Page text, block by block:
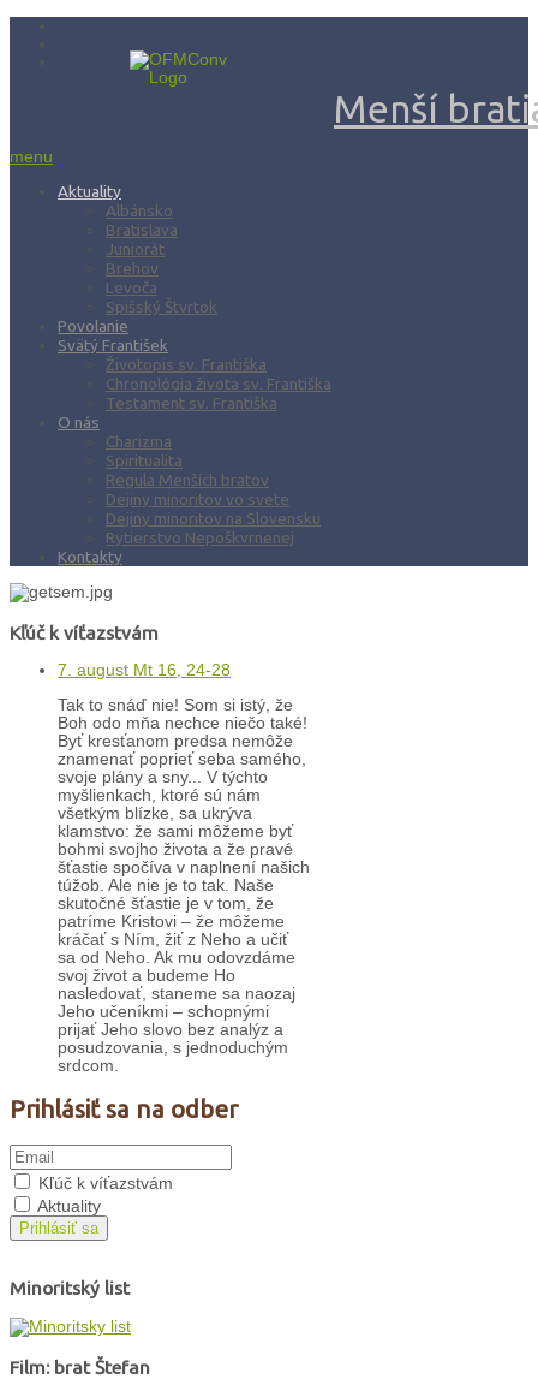
Menší
menu
Aktuality
Albánsko
Bratislava
Juniorát
Brehov
Levoča
Spišský Štvrtok
Povolanie
Svätý František
Životopis sv. Františka
Chronológia života sv. Františka
Testament sv. Františka
O nás
Charizma
Spiritualita
Regula Menších bratov
Dejiny minoritov vo svete
Dejiny minoritov na Slovensku
Rytierstvo Nepoškvrnenej
Kontakty
Kľúč k víťazstvám
7. august Mt 16, 24-28
Tak to snáď nie! Som si istý, že
Boh odo mňa nechce niečo také!
Byť kresťanom predsa nemôže
znamenať poprieť seba samého,
svoje plány a sny... V týchto
myšlienkach, ktoré sú nám
všetkým blízke, sa ukrýva
klamstvo: že sami môžeme byť
bohmi svojho života a že pravé
šťastie spočíva v naplnení našich
túžob. Ale nie je to tak. Naše
skutočné šťastie je v tom, že
patríme Kristovi – že môžeme
kráčať s Ním, žiť z Neho a učiť
sa od Neho. Ak mu odovzdáme
svoj život a budeme Ho
nasledovať, staneme sa naozaj
Jeho učeníkmi – schopnými
prijať Jeho slovo bez analýz a
posudzovania, s jednoduchým
srdcom.
Prihlásiť sa na odber
Kľúč k víťazstvám
Aktuality
Prihlásiť sa
Minoritský list
Film: brat Štefan